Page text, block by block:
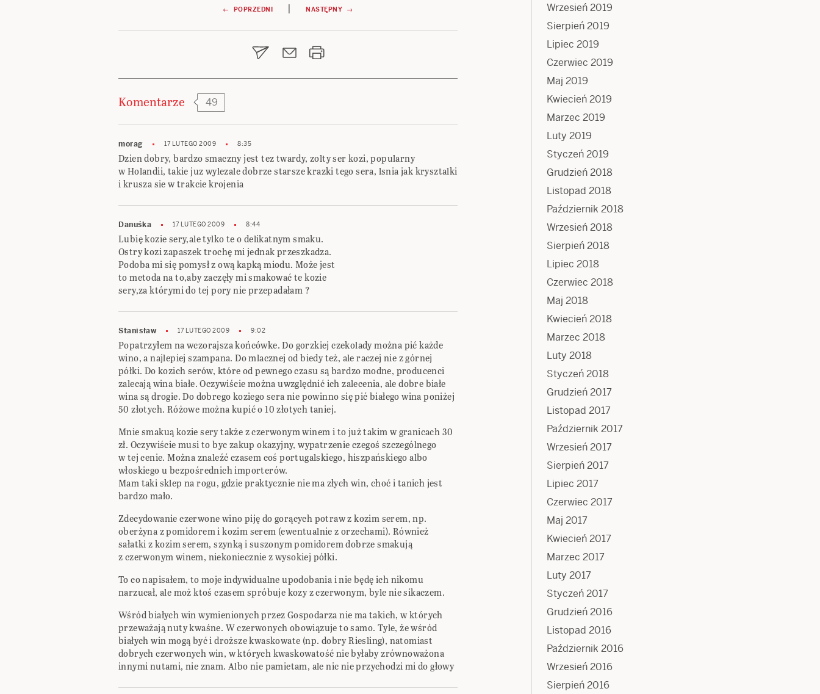
wpisu
← POPRZEDNI | NASTĘPNY →
Komentarze 49
morag 17 LUTEGO 2009 8:35
Dzien dobry, bardzo smaczny jest tez twardy, zolty ser kozi, popularny
w Holandii, takie juz wylezale dobrze starsze krazki tego sera, lsnia jak krysztalki
i krusza sie w trakcie krojenia
Danuśka 17 LUTEGO 2009 8:44
Lubię kozie sery,ale tylko te o delikatnym smaku.
Ostry kozi zapaszek trochę mi jednak przeszkadza.
Podoba mi się pomysł z ową kapką miodu. Może jest
to metoda na to,aby zaczęły mi smakować te kozie
sery,za którymi do tej pory nie przepadałam ?
Stanisław 17 LUTEGO 2009 9:02
Popatrzyłem na wczorajsza końcówke. Do gorzkiej czekolady można pić każde
wino, a najlepiej szampana. Do mlacznej od biedy też, ale raczej nie z górnej
półki. Do kozich serów, które od pewnego czasu są bardzo modne, producenci
zalecają wina białe. Oczywiście można uwzględnić ich zalecenia, ale dobre białe
wina są drogie. Do dobrego koziego sera nie powinno się pić białego wina poniżej
50 złotych. Różowe można kupić o 10 złotych taniej.
Mnie smakuą kozie sery także z czerwonym winem i to już takim w granicach 30
zł. Oczywiście musi to byc zakup okazyjny, wypatrzenie czegoś szczególnego
w tej cenie. Można znaleźć czasem coś portugalskiego, hiszpańskiego albo
włoskiego u bezpośrednich importerów.
Mam taki sklep na rogu, gdzie praktycznie nie ma złych win, choć i tanich jest
bardzo mało.
Zdecydowanie czerwone wino piję do gorących potraw z kozim serem, np.
oberżyna z pomidorem i kozim serem (ewentualnie z orzechami). Również
sałatki z kozim serem, szynką i suszonym pomidorem dobrze smakują
z czerwonym winem, niekoniecznie z wysokiej półki.
To co napisałem, to moje indywidualne upodobania i nie będę ich nikomu
narzucał, ale moż ktoś czasem spróbuje kozy z czerwonym, byle nie sikaczem.
Wśród białych win wymienionych przez Gospodarza nie ma takich, w których
przeważają nuty kwaśne. W czerwonych obowiązuje to samo. Tyle, że wśród
białych win mogą być i droższe kwaskowate (np. dobry Riesling), natomiast
dobrych czerwonych win, w których kwaskowatość nie byłaby zrównoważona
innymi nutami, nie znam. Albo nie pamietam, ale nic nie przychodzi mi do głowy
Wrzesień 2019
Sierpień 2019
Lipiec 2019
Czerwiec 2019
Maj 2019
Kwiecień 2019
Marzec 2019
Luty 2019
Styczeń 2019
Grudzień 2018
Listopad 2018
Październik 2018
Wrzesień 2018
Sierpień 2018
Lipiec 2018
Czerwiec 2018
Maj 2018
Kwiecień 2018
Marzec 2018
Luty 2018
Styczeń 2018
Grudzień 2017
Listopad 2017
Październik 2017
Wrzesień 2017
Sierpień 2017
Lipiec 2017
Czerwiec 2017
Maj 2017
Kwiecień 2017
Marzec 2017
Luty 2017
Styczeń 2017
Grudzień 2016
Listopad 2016
Październik 2016
Wrzesień 2016
Sierpień 2016